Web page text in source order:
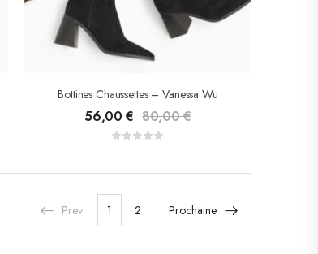
Bottines Chaussettes – Vanessa Wu
56,00€ 80,00€
Prev 1 2 Prochaine